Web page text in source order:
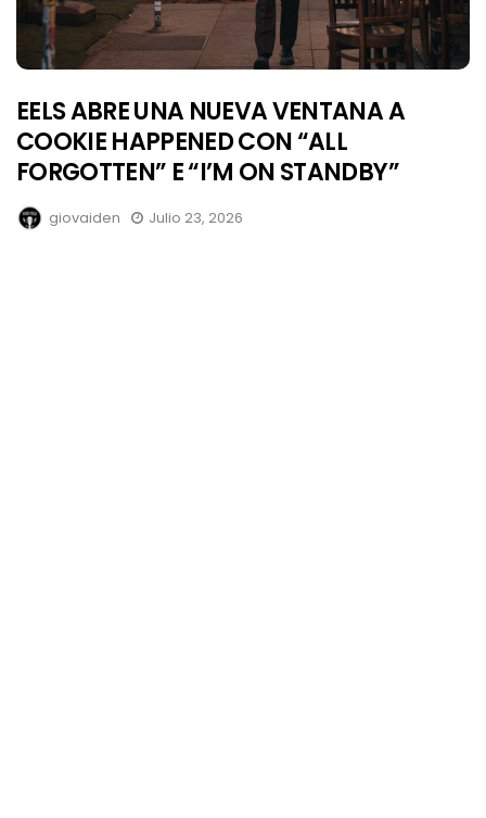
EELS ABRE UNA NUEVA VENTANA A
COOKIE HAPPENED CON “ALL
FORGOTTEN” E “I’M ON STANDBY”
giovaiden Julio 23, 2026